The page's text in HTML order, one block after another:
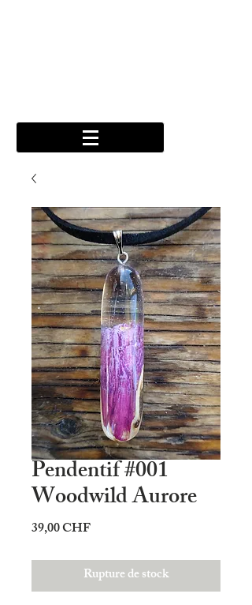
Pendentif #001
Woodwild Aurore
39,00 CHFPrix
Rupture de stock